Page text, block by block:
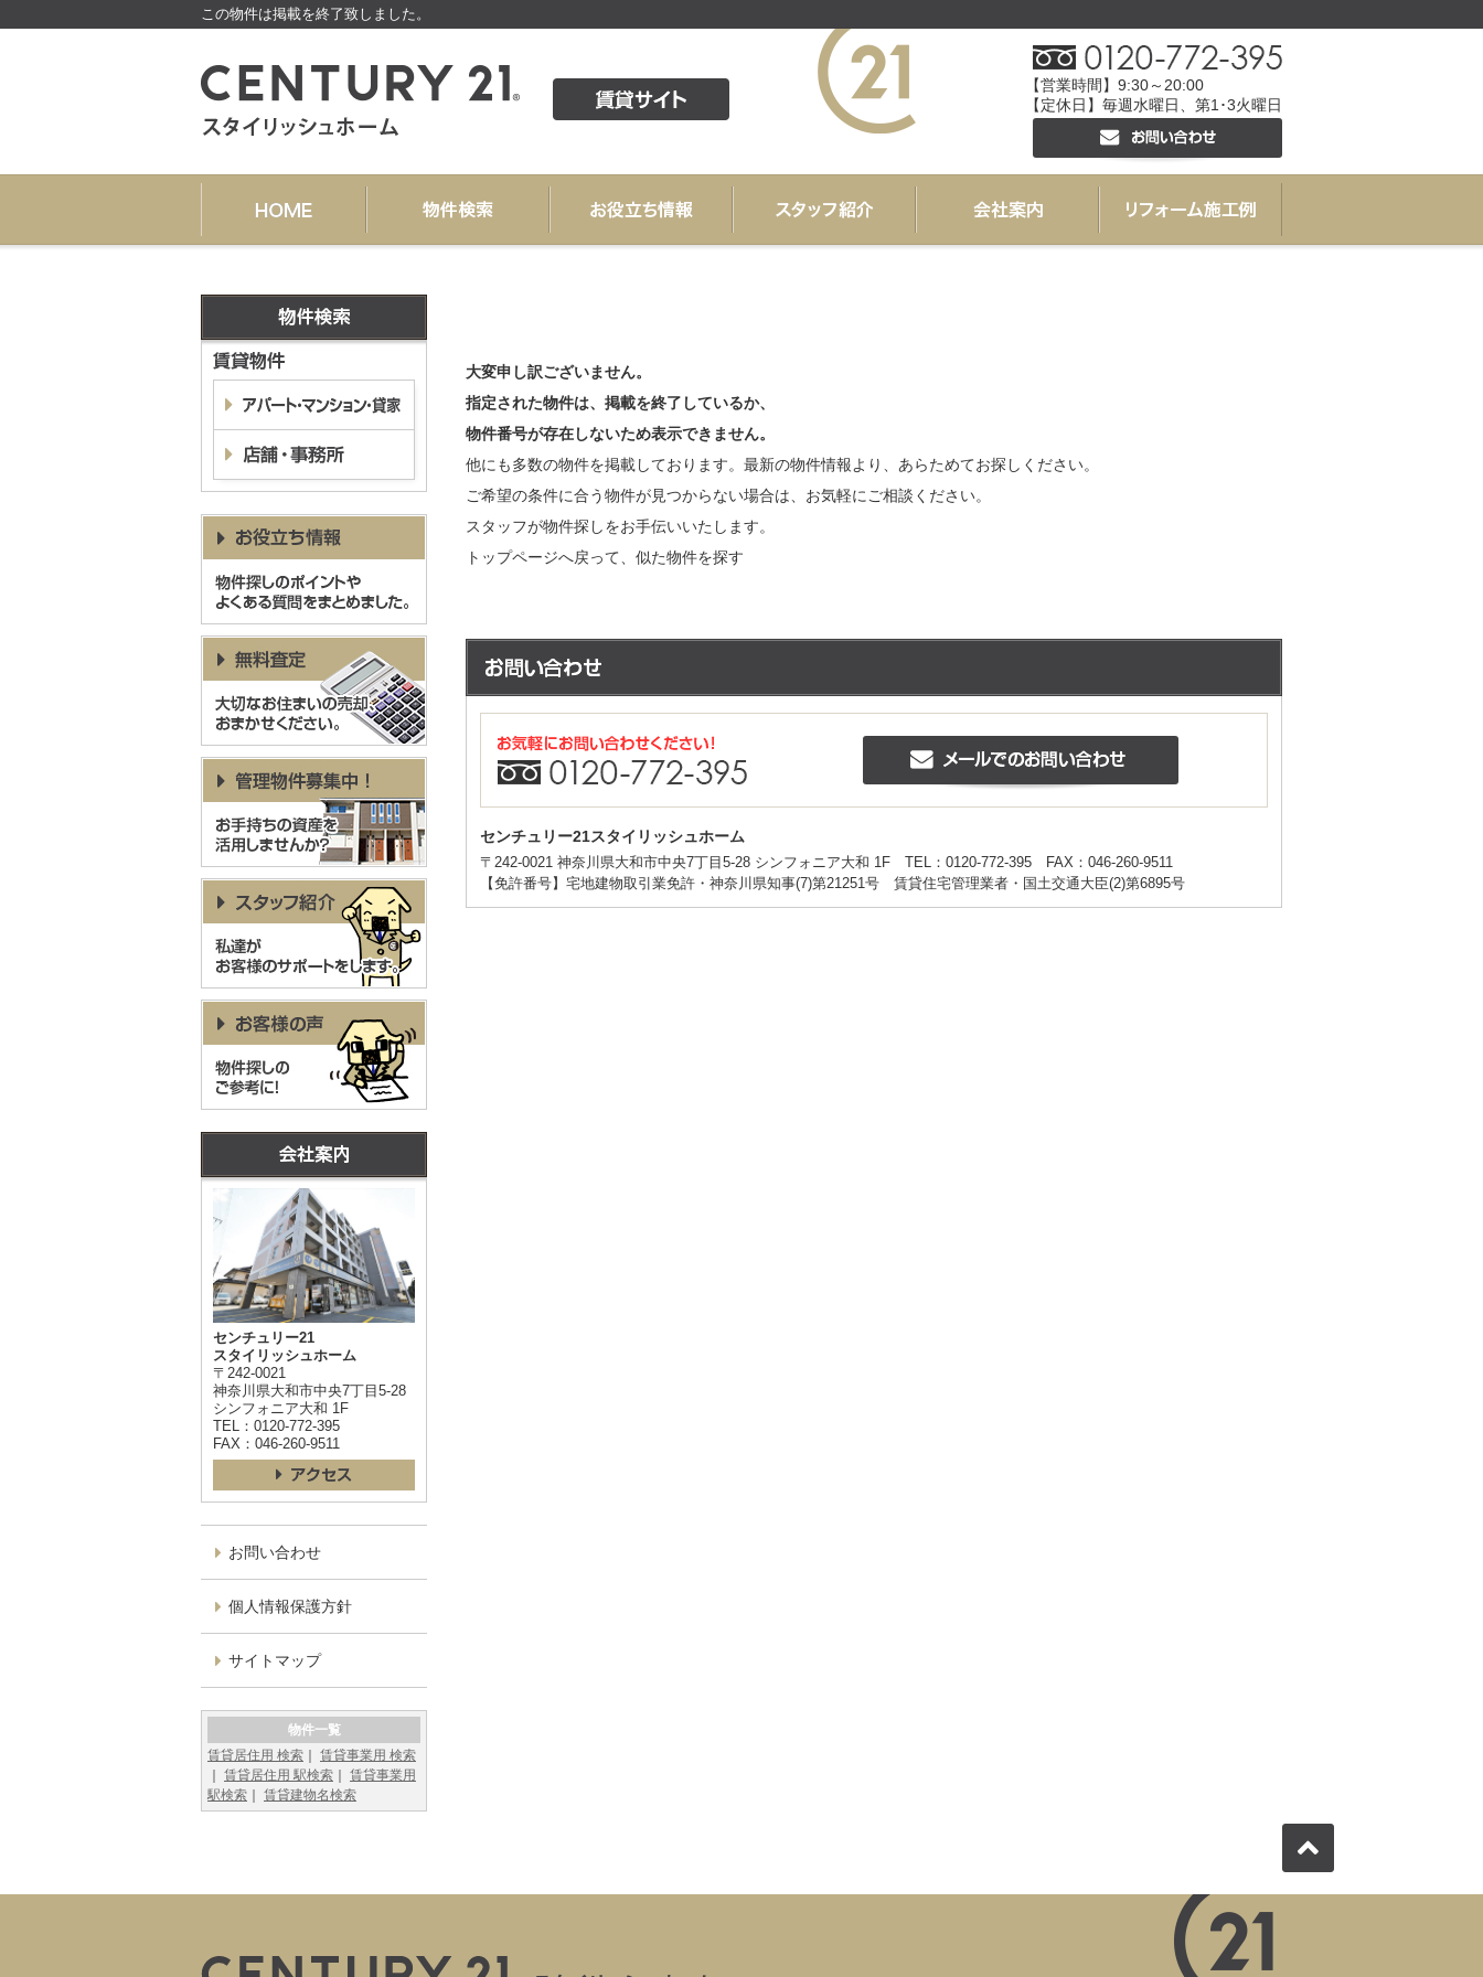
この物件は掲載を終了致しました。
【営業時間】9:30～20:00
【定休日】毎週水曜日、第1･3火曜日
大変申し訳ございません。
指定された物件は、掲載を終了しているか、
物件番号が存在しないため表示できません。
他にも多数の物件を掲載しております。最新の物件情報より、あらためてお探しください。
ご希望の条件に合う物件が見つからない場合は、お気軽にご相談ください。
スタッフが物件探しをお手伝いいたします。
トップページへ戻って、似た物件を探す
センチュリー21スタイリッシュホーム
〒242-0021 神奈川県大和市中央7丁目5-28 シンフォニア大和 1F TEL：0120-772-395
FAX：046-260-9511
【免許番号】宅地建物取引業免許・神奈川県知事(7)第21251号 賃貸住宅管理業者・国土交通大臣(2)第6895号
センチュリー21
スタイリッシュホーム
〒242-0021
神奈川県大和市中央7丁目5-28
シンフォニア大和 1F
TEL：0120-772-395
FAX：046-260-9511
お問い合わせ
個人情報保護方針
サイトマップ
物件一覧
賃貸居住用 検索
賃貸事業用 検索
賃貸居住用 駅検索
賃貸事業用
駅検索
賃貸建物名検索